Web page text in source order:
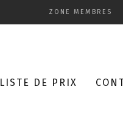
ZONE MEMBRES
LISTE DE PRIX